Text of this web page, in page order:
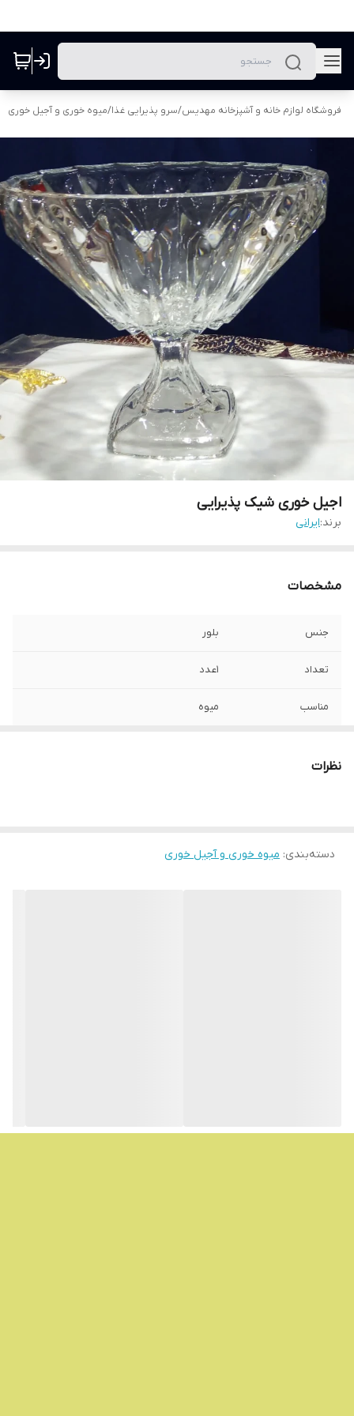
فروشگاه لوازم خانه و آشپزخانه مهدیس/سرو پذیرایی غذا/میوه خوری و آجیل خوری
اجیل خوری شیک پذیرایی
برند:ایرانی
مشخصات
جنس بلور
تعداد 1عدد
مناسب میوه
نظرات
دسته‌بندی: میوه خوری و آجیل خوری